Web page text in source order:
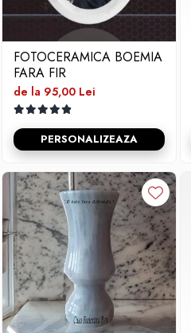
FOTOCERAMICA BOEMIA
FARA FIR
de la 95,00 Lei
PERSONALIZEAZA